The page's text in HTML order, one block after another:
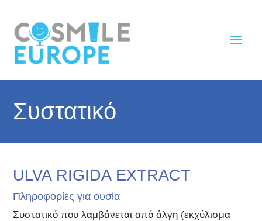
Συστατικό
ULVA RIGIDA EXTRACT
Πληροφορίες για ουσία
Συστατικό που λαμβάνεται από άλγη (εκχύλισμα